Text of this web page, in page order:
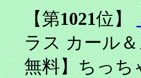
【第1021位】
ラス カール
無料】ちっち